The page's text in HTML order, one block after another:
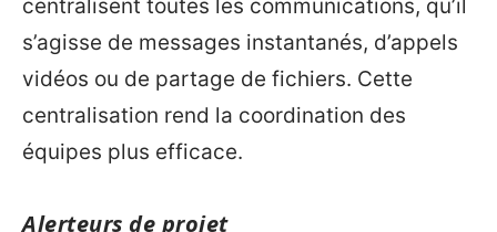
centralisent toutes les communications, qu’il
s’agisse de messages instantanés, d’appels
vidéos ou de partage de fichiers. Cette
centralisation rend la coordination des
équipes plus efficace.
Alerteurs de projet